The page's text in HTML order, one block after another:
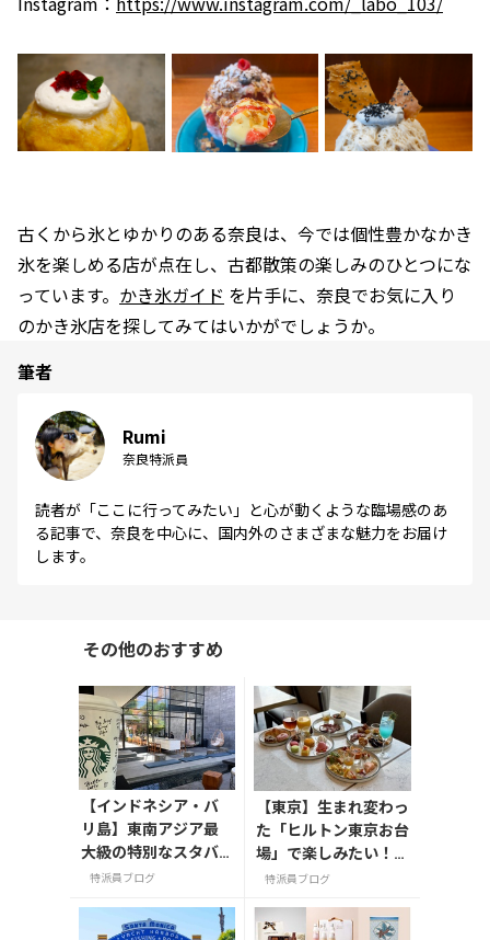
古くから氷とゆかりのある奈良は、今では個性豊かなかき
氷を楽しめる店が点在し、古都散策の楽しみのひとつにな
っています。 かき氷ガイド を片手に、奈良でお気に入り
のかき氷店を探してみてはいかがでしょうか。
筆者
Rumi
奈良特派員
読者が「ここに行ってみたい」と心が動くような臨場感のあ
る記事で、奈良を中心に、国内外のさまざまな魅力をお届け
します。
その他のおすすめ
【インドネシア・バ
リ島】東南アジア最
大級の特別なスタバ
「スターバックスリ
特派員ブログ
【東京】生まれ変わっ
た「ヒルトン東京お台
場」で楽しみたい！絶
品グルメと映像美
特派員ブログ